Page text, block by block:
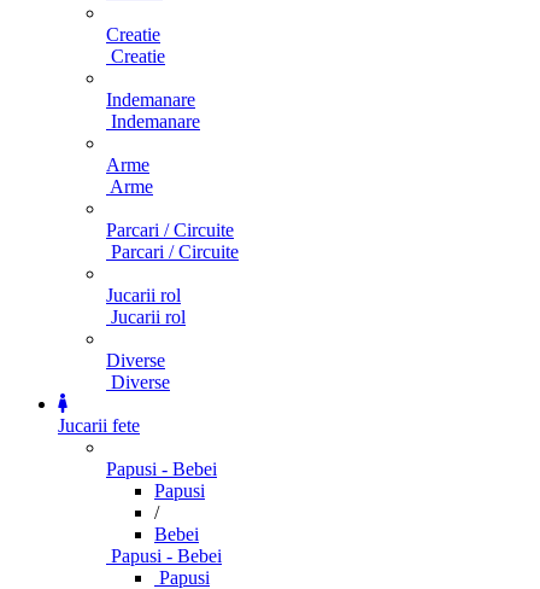
Creatie
Creatie
Indemanare
Indemanare
Arme
Arme
Parcari / Circuite
Parcari / Circuite
Jucarii rol
Jucarii rol
Diverse
Diverse
Jucarii fete
Papusi - Bebei
Papusi
/
Bebei
Papusi - Bebei
Papusi